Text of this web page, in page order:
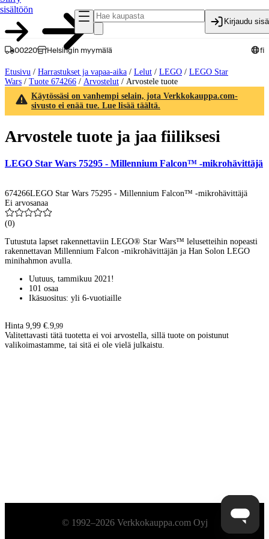
sisältöön
Kirjaudu
00220 Helsingin myymälä fi
Etusivu / Harrastukset ja vapaa-aika / Lelut / LEGO / LEGO Star
Wars / Tuote 674266 / Arvostelut / Arvostele tuote
Käytössäsi on vanhempi selain, jota Verkkokauppa.com-
sivusto ei enää tue. Lue lisää täältä.
Arvostele tuote ja jaa fiiliksesi
LEGO Star Wars 75295 - Millennium Falcon™ -mikrohävittäjä
674266LEGO Star Wars 75295 - Millennium Falcon™ -mikrohävittäjä
Ei arvosanaa
(0)
Tutustuta lapset rakennettaviin LEGO® Star Wars™ lelusetteihin nopeasti
rakennettavan Millennium Falcon -mikrohävittäjän ja Han Solon LEGO
minihahmon avulla.
Uutuus, tammikuu 2021!
101 osaa
Ikäsuositus: yli 6-vuotiaille
Hinta 9,99 €. 9,99
Valitettavasti tätä tuotetta ei voi arvostella, sillä tuote on poistunut
valikoimastamme, tai sitä ei ole vielä julkaistu.
Alatunniste© 1992–2026 Verkkokauppa.com Oyj